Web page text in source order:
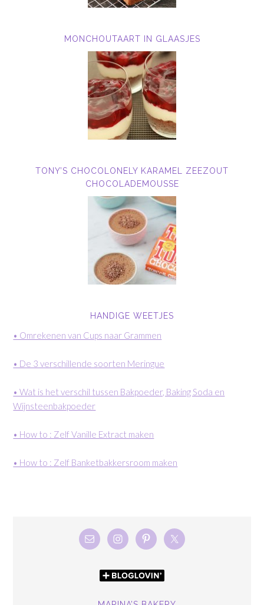
MONCHOUTAART IN GLAASJES
TONY’S CHOCOLONELY KARAMEL ZEEZOUT
CHOCOLADEMOUSSE
HANDIGE WEETJES
• Omrekenen van Cups naar Grammen
• De 3 verschillende soorten Meringue
• Wat is het verschil tussen Bakpoeder, Baking Soda en
Wijnsteenbakpoeder
• How to : Zelf Vanille Extract maken
• How to : Zelf Banketbakkersroom maken